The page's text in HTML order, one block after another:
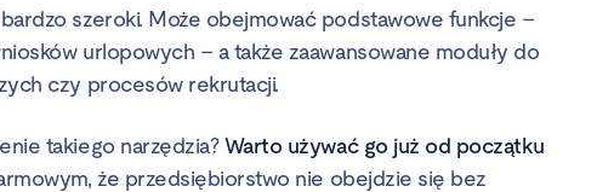
szeroki. Może obejmować podstawowe funkcje –
urlopowych – a także zaawansowane moduły do
czy procesów rekrutacji.
takiego narzędzia?Warto używać go już od początku
że przedsiębiorstwo nie obejdzie się bez